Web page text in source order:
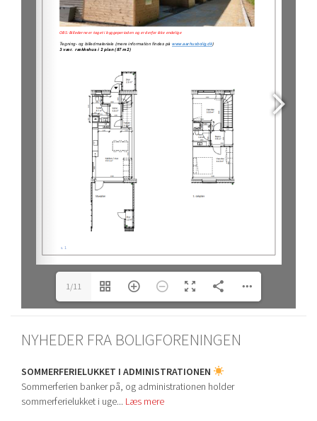
1/11
NYHEDER FRA BOLIGFORENINGEN
SOMMERFERIELUKKET I ADMINISTRATIONEN
Sommerferien banker på, og administrationen holder
sommerferielukket i uge... Læs mere